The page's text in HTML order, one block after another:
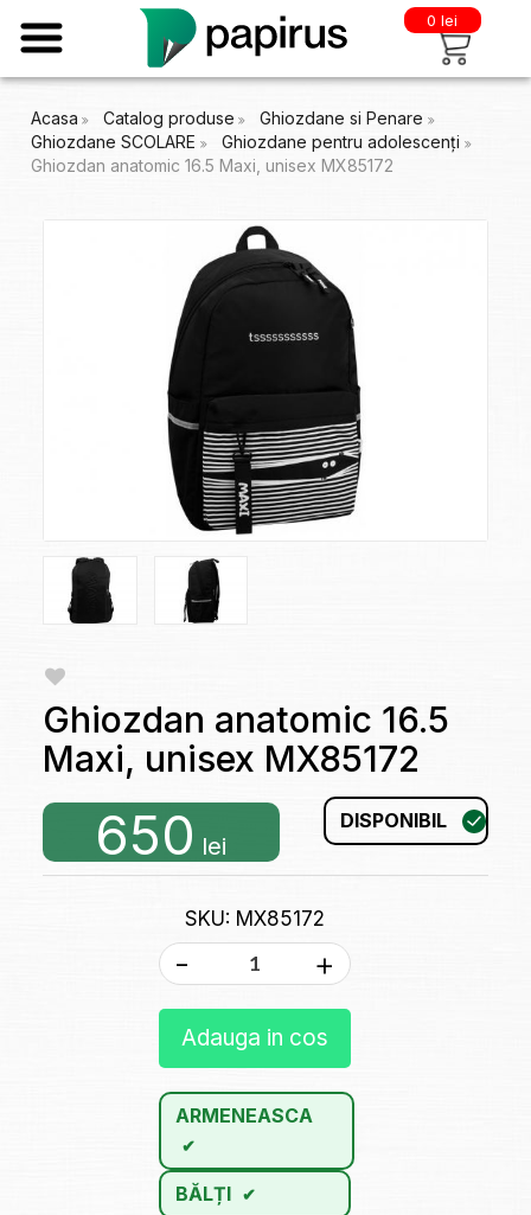
0 lei
Acasa Catalog produse
Ghiozdane si Penare
Ghiozdane SCOLARE
Ghiozdane pentru adolescenți
Ghiozdan anatomic 16.5 Maxi, unisex MX85172
Ghiozdan anatomic 16.5
Maxi, unisex MX85172
650 lei
DISPONIBIL
SKU: MX85172
- +
Adauga in cos
ARMENEASCA
BĂLȚI